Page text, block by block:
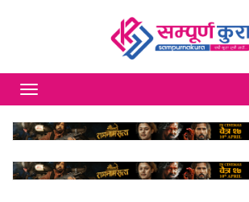
Toggle
navigation